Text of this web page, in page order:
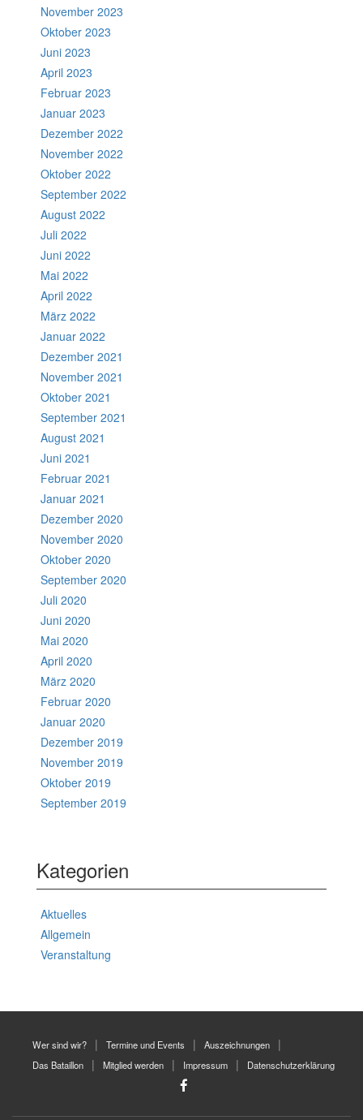
November 2023
Oktober 2023
Juni 2023
April 2023
Februar 2023
Januar 2023
Dezember 2022
November 2022
Oktober 2022
September 2022
August 2022
Juli 2022
Juni 2022
Mai 2022
April 2022
März 2022
Januar 2022
Dezember 2021
November 2021
Oktober 2021
September 2021
August 2021
Juni 2021
Februar 2021
Januar 2021
Dezember 2020
November 2020
Oktober 2020
September 2020
Juli 2020
Juni 2020
Mai 2020
April 2020
März 2020
Februar 2020
Januar 2020
Dezember 2019
November 2019
Oktober 2019
September 2019
Kategorien
Aktuelles
Allgemein
Veranstaltung
Wer sind wir? Termine und Events
Auszeichnungen
Das Bataillon
Mitglied werden Impressum Datenschutzerklärung